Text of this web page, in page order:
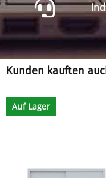
Kunden kauften
Auf Lager